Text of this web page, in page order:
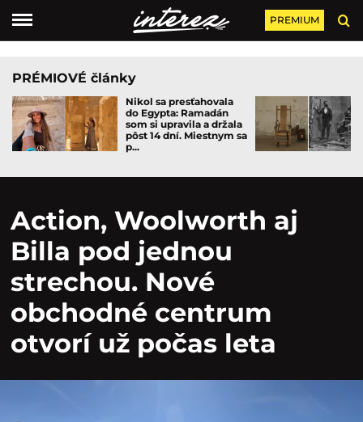
PREMIUM
PRÉMIOVÉ články
Nikol sa presťahovala
do Egypta: Ramadán
som si upravila a držala
pôst 14 dní. Miestnym sa
p...
Action, Woolworth aj
Billa pod jednou
strechou. Nové
obchodné centrum
otvorí už počas leta